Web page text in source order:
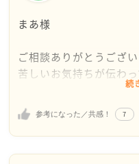
まあ様
ご相談ありがとうござい
苦しいお気持ちが伝わ
「働かない、お金がな
いう状況の中では、配
て考えてしまいますよ
続
参考になった／共感！ 7